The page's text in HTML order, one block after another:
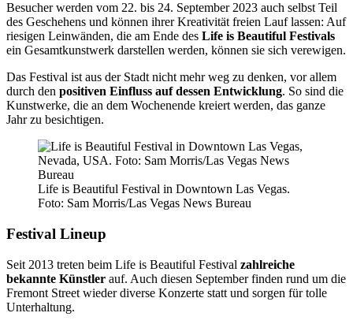
Besucher werden vom 22. bis 24. September 2023 auch selbst Teil
des Geschehens und können ihrer Kreativität freien Lauf lassen: Auf
riesigen Leinwänden, die am Ende des Life is Beautiful Festivals
ein Gesamtkunstwerk darstellen werden, können sie sich verewigen.
Das Festival ist aus der Stadt nicht mehr weg zu denken, vor allem
durch den positiven Einfluss auf dessen Entwicklung. So sind die
Kunstwerke, die an dem Wochenende kreiert werden, das ganze
Jahr zu besichtigen.
Life is Beautiful Festival in Downtown Las Vegas.
Foto: Sam Morris/Las Vegas News Bureau
Festival Lineup
Seit 2013 treten beim Life is Beautiful Festival zahlreiche
bekannte Künstler auf. Auch diesen September finden rund um die
Fremont Street wieder diverse Konzerte statt und sorgen für tolle
Unterhaltung.